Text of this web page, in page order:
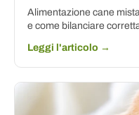
Alimentazione cane
e come bilanciare
Leggi l'articolo →